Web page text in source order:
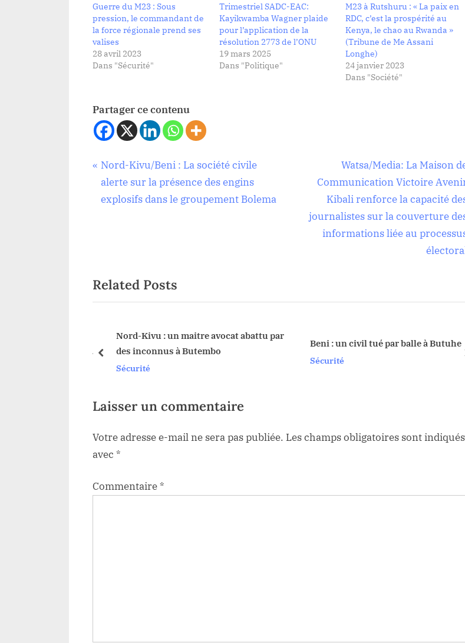
Guerre du M23 : Sous
pression, le commandant de
la force régionale prend ses
valises
28 avril 2023
Dans "Sécurité"
Trimestriel SADC-EAC:
Kayikwamba Wagner plaide
pour l’application de la
résolution 2773 de l’ONU
19 mars 2025
Dans "Politique"
M23 à Rutshuru : « La paix en
RDC, c’est la prospérité au
Kenya, le chao au Rwanda »
(Tribune de Me Assani
Longhe)
24 janvier 2023
Dans "Société"
Partager ce contenu
Sécurité
Navigation
de
P
r
e
s
P
t
Nord-Kivu/Beni : La société civile
alerte sur la présence des engins
explosifs dans le groupement Bolema
N
e
x
t
P
:
Watsa/Media: La Maison
Communication Victoire
Kibali renforce la capacité
journalistes sur la couverture
informations liée au
Related Posts
Nord-Kivu : un maitre avocat abattu par
des inconnus à Butembo
Sécurité
Beni : un civil tué par balle à Butuhe
Sécurité
prev
Laisser un commentaire
Votre adresse e-mail ne sera pas publiée. Les champs obligatoires sont indiqués
avec *
Commentaire*